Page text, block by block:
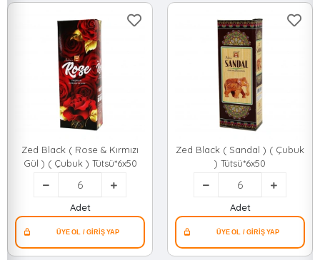
Zed Black ( Rose & Kırmızı
Gül ) ( Çubuk ) Tütsü*6x50
Adet
Zed Black ( Sandal ) ( Çubuk
) Tütsü*6x50
Adet